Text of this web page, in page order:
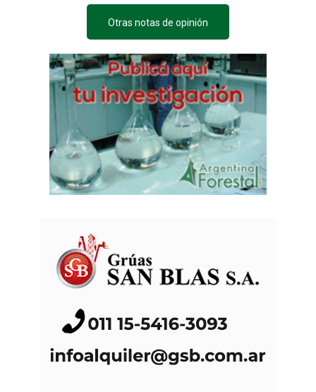
Otras notas de opinión